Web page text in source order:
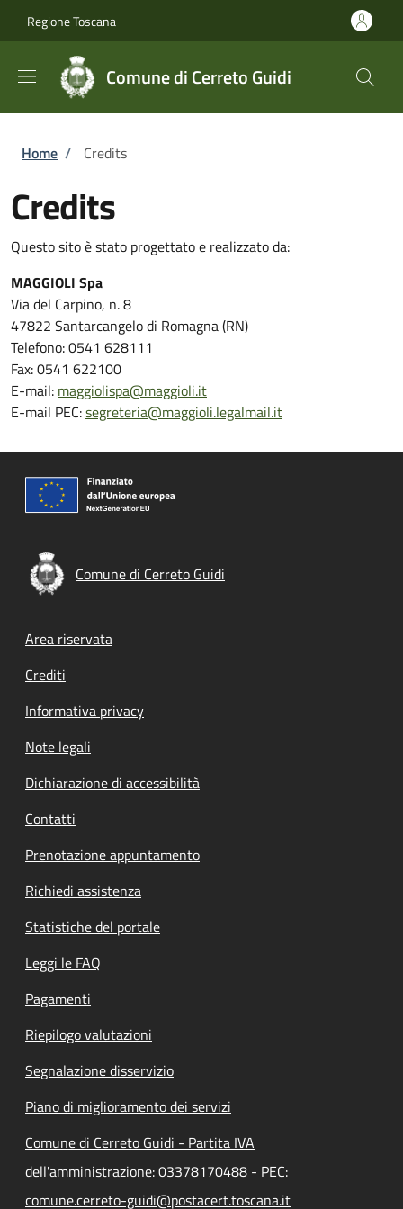
Regione Toscana
Comune di Cerreto Guidi
Briciole di pane
Home / Credits
Credits
Questo sito è stato progettato e realizzato da:
MAGGIOLI Spa
Via del Carpino, n. 8
47822 Santarcangelo di Romagna (RN)
Telefono: 0541 628111
Fax: 0541 622100
E-mail: maggiolispa@maggioli.it
E-mail PEC:segreteria@maggioli.legalmail.it
Comune di Cerreto Guidi
Footer menu
Area riservata
Crediti
Informativa privacy
Note legali
Dichiarazione di accessibilità
Contatti
Prenotazione appuntamento
Richiedi assistenza
Statistiche del portale
Leggi le FAQ
Pagamenti
Riepilogo valutazioni
Segnalazione disservizio
Piano di miglioramento dei servizi
Comune di Cerreto Guidi - Partita IVA
dell'amministrazione: 03378170488 - PEC:
comune.cerreto-guidi@postacert.toscana.it